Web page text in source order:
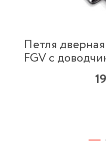
Петля
FGV с